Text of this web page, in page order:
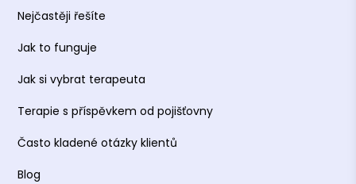
Nejčastěji řešíte
Jak to funguje
Jak si vybrat terapeuta
Terapie s příspěvkem od pojišťovny
Často kladené otázky klientů
Blog